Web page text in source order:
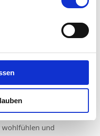
Gespräch
haben, Ihr
sowie mich
Finden
wohlfühlen und